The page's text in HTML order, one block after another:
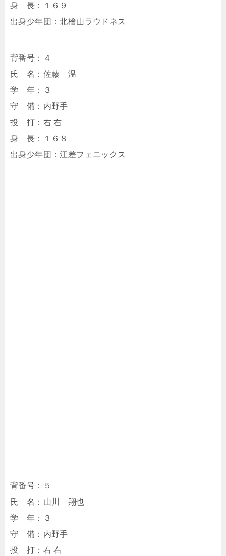
身 長：１６９
出身少年団：北檜山ラウドネス
背番号：４
氏 名：佐藤 温
学 年：３
守 備：内野手
投 打：右 右
身 長：１６８
出身少年団：江差フェニックス
背番号：５
氏 名：山川 翔也
学 年：３
守 備：内野手
投 打：右 右